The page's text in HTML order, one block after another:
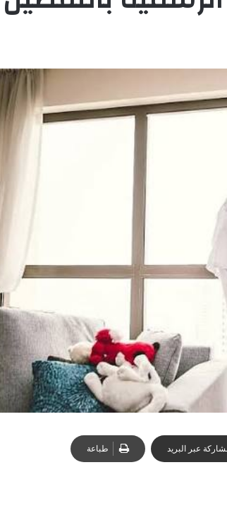
عبر البريد طباعة